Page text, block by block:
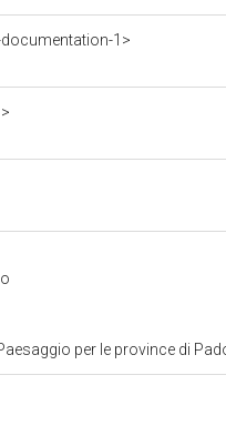
1>
per le province di